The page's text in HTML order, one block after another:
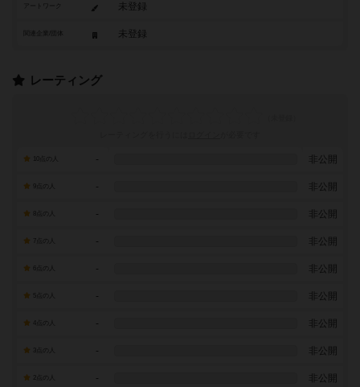
アートワーク 未登録
未登録
レーティング
- 非公開
- 非公開
- 非公開
7点の人 - 非公開
- 非公開
- 非公開
- 非公開
- 非公開
- 非公開